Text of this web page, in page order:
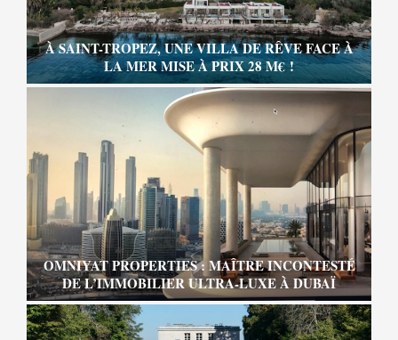
À SAINT-TROPEZ, UNE VILLA DE RÊVE FACE À
LA MER MISE À PRIX 28 M€ !
OMNIYAT PROPERTIES : MAÎTRE INCONTESTÉ
DE L’IMMOBILIER ULTRA-LUXE À DUBAÏ